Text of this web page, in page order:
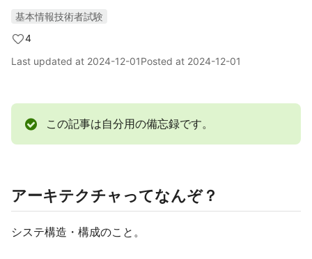
基本情報技術者試験
4
Last updated at 2024-12-01Posted at 2024-12-01
この記事は自分用の備忘録です。
アーキテクチャってなんぞ？
システ構造・構成のこと。